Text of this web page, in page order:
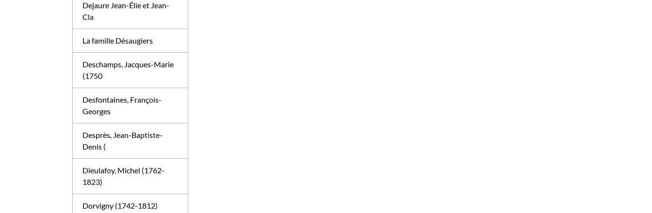
Dejaure Jean-Élie et Jean-
Cla
La famille Désaugiers
Deschamps, Jacques-Marie
(1750
Desfontaines, François-
Georges
Desprès, Jean-Baptiste-
Denis (
Dieulafoy, Michel (1762-
1823)
Dorvigny (1742-1812)